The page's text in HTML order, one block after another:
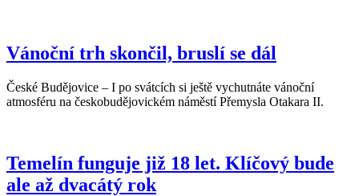
Vánoční trh skončil, bruslí se dál
České Budějovice – I po svátcích si ještě vychutnáte vánoční
atmosféru na českobudějovickém náměstí Přemysla Otakara II.
Temelín funguje již 18 let. Klíčový bude
ale až dvacátý rok